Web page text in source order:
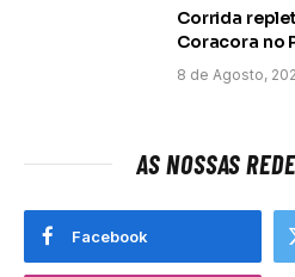
Corrida
Coracora no
8 de Agosto,
AS NOSSAS
Facebook